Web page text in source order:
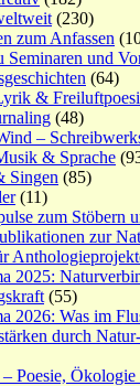
(230)
zum Anfassen
Seminaren und
(64)
&
(48)
–
& Sprache
Singen (85)
(11)
zum Stöbern
zur
2025:
(55)
2026: Was im
durch
Poesie,